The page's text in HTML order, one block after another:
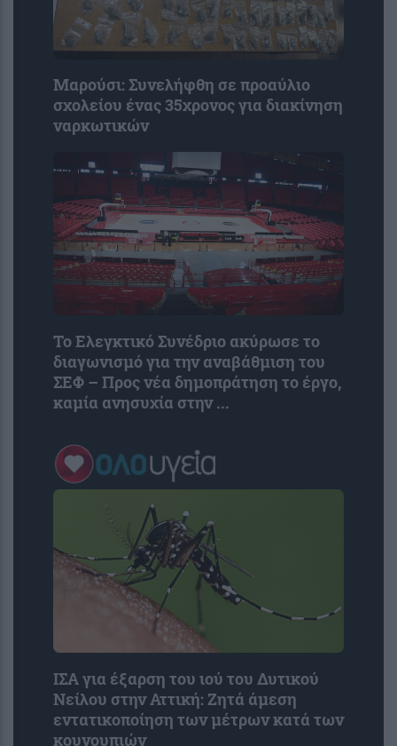
Μαρούσι: Συνελήφθη σε προαύλιο
σχολείου ένας 35χρονος για διακίνηση
ναρκωτικών
Το Ελεγκτικό Συνέδριο ακύρωσε το
διαγωνισμό για την αναβάθμιση του
ΣΕΦ – Προς νέα δημοπράτηση το έργο,
καμία ανησυχία στην ...
ΙΣΑ για έξαρση του ιού του Δυτικού
Νείλου στην Αττική: Ζητά άμεση
εντατικοποίηση των μέτρων κατά των
κουνουπιών